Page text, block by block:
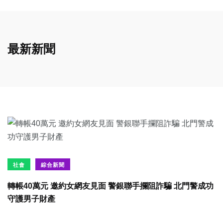
最新新聞
社會 綜合新聞
轉帳40萬元 邀約女網友見面 警銀聯手攔阻詐騙 北門警成功
守護男子財產